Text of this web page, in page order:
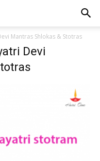
Mantras Shlokas & Stotras
Devi